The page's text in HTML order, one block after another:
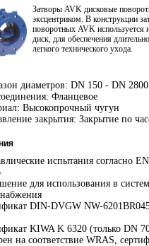
Затворы AVK дисковые
эксцентриком. В конструкции
поворотных AVK используется
диск, для обеспечения
легкого технического ухода.
диаметров: DN 150 - DN 2800
Фланцевое
Высокопрочный чугун
закрытия: Закрытие по
испытания согласно
для использования в
DIN-DVGW NW-
KIWA K 6320 (только DN
на соответствие WRAS,